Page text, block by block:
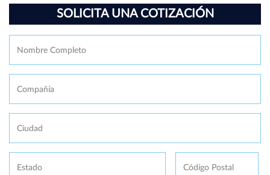
SOLICITA UNA COTIZACIÓN
Nombre
Completo *
Compañía
Ciudad